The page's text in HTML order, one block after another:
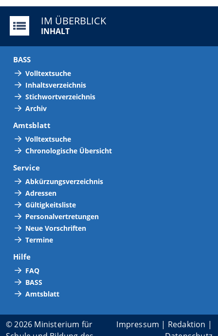
IM ÜBERBLICK
INHALT
BASS
Volltextsuche
Inhaltsverzeichnis
Stichwortverzeichnis
Archiv
Amtsblatt
Volltextsuche
Chronologische Übersicht
Service
Abkürzungsverzeichnis
Adressen
Gültigkeitsliste
Personalvertretungen
Neue Vorschriften
Termine
Hilfe
FAQ
BASS
Amtsblatt
© 2026 Ministerium für
Impressum | Redaktion |